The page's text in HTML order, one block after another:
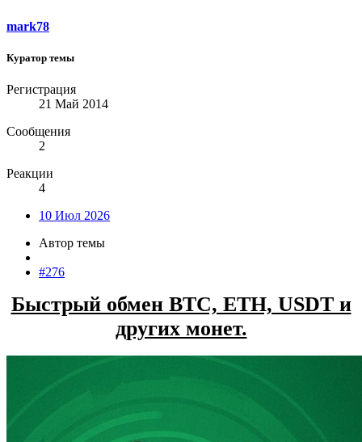
mark78
Куратор темы
Регистрация
21 Май 2014
Сообщения
2
Реакции
4
10 Июл 2026
Автор темы
#276
Быстрый обмен BTC, ETH, USDT и
других монет.